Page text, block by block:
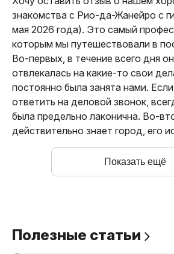
знакомства с Рио-да-Жанейро с
мая 2026 года). Это самый
которым мы путешествовали в
Во-первых, в течение всего дня
отвлекалась на какие-то свои
постоянно была занята нами.
ответить на деловой звонок,
была предельно лаконична. Во-
действительно знает город, его
географию, жителей.
удовольствием, на все вопросы
третьих, вместе с гидом вы
одном этапе не выяснилось, что
Показать ещё
Полезные статьи